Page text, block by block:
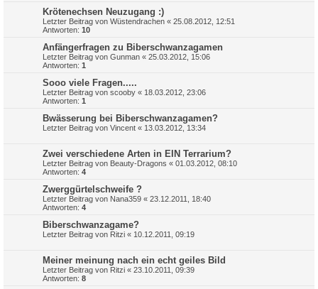
Krötenechsen Neuzugang :)
Letzter Beitrag von Wüstendrachen « 25.08.2012, 12:51
Antworten: 10
Anfängerfragen zu Biberschwanzagamen
Letzter Beitrag von Gunman « 25.03.2012, 15:06
Antworten: 1
Sooo viele Fragen.....
Letzter Beitrag von scooby « 18.03.2012, 23:06
Antworten: 1
Bwässerung bei Biberschwanzagamen?
Letzter Beitrag von Vincent « 13.03.2012, 13:34
Zwei verschiedene Arten in EIN Terrarium?
Letzter Beitrag von Beauty-Dragons « 01.03.2012, 08:10
Antworten: 4
Zwerggürtelschweife ?
Letzter Beitrag von Nana359 « 23.12.2011, 18:40
Antworten: 4
Biberschwanzagame?
Letzter Beitrag von Ritzi « 10.12.2011, 09:19
Meiner meinung nach ein echt geiles Bild
Letzter Beitrag von Ritzi « 23.10.2011, 09:39
Antworten: 8